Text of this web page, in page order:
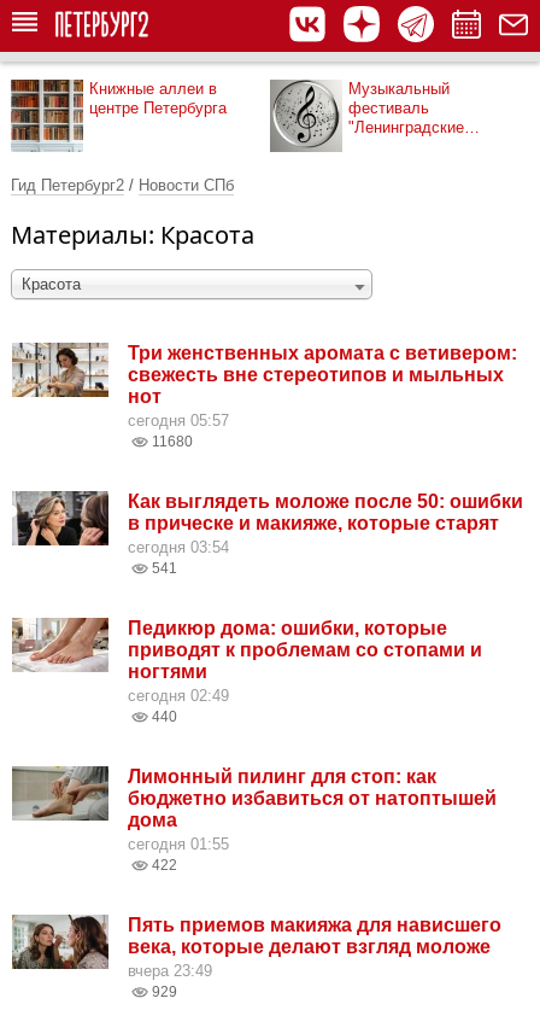
Книжные аллеи в
центре Петербурга
Музыкальный
фестиваль
"Ленинградские
Гид Петербург2 / Новости СПб
Материалы: Красота
Красота
Три женственных аромата с ветивером:
свежесть вне стереотипов и мыльных
нот
сегодня 05:57
11680
Как выглядеть моложе после 50: ошибки
в прическе и макияже, которые старят
сегодня 03:54
541
Педикюр дома: ошибки, которые
приводят к проблемам со стопами и
ногтями
сегодня 02:49
440
Лимонный пилинг для стоп: как
бюджетно избавиться от натоптышей
дома
сегодня 01:55
422
Пять приемов макияжа для нависшего
века, которые делают взгляд моложе
вчера 23:49
929